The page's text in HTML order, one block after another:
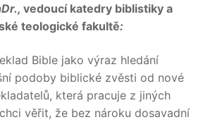
vedoucí katedry biblistiky a
teologické fakultě:
Bible jako výraz hledání
podoby biblické zvěsti od nové
která pracuje z jiných
věřit, že bez nároku dosavadní